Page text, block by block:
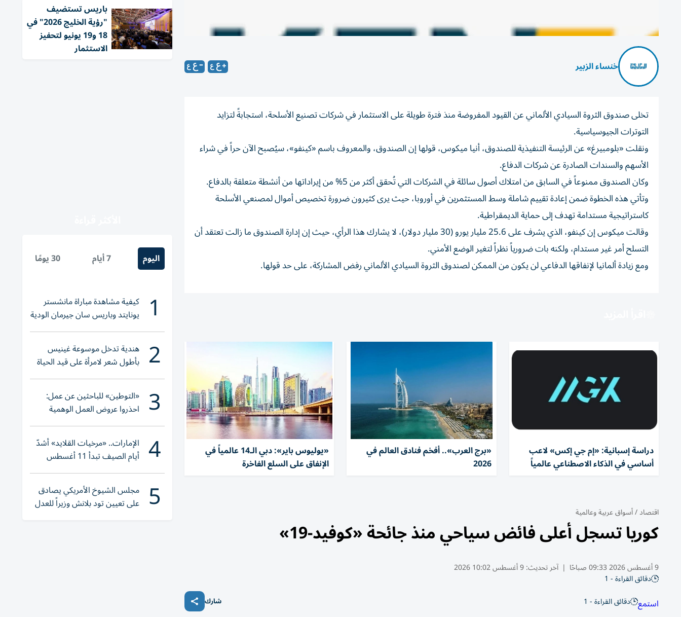
خنساء الزبير
تخلى صندوق الثروة السيادي الألماني عن القيود المفروضة منذ فترة طويلة على الاستثمار في شركات تصنيع الأسلحة، استجابةً لتزايد
التوترات الجيوسياسية.
ونقلت «بلومبيرغ» عن الرئيسة التنفيذية للصندوق، أنيا ميكوس، قولها إن الصندوق، والمعروف باسم «كينفو»، سيُصبح الآن حراً في شراء
الأسهم والسندات الصادرة عن شركات الدفاع.
وكان الصندوق ممنوعاً في السابق من امتلاك أصول سائلة في الشركات التي تُحقق أكثر من 5% من إيراداتها من أنشطة متعلقة بالدفاع.
وتأتي هذه الخطوة ضمن إعادة تقييم شاملة وسط المستثمرين في أوروبا، حيث يرى كثيرون ضرورة تخصيص أموال لمصنعي الأسلحة
كاستراتيجية مستدامة تهدف إلى حماية الديمقراطية.
وقالت ميكوس إن كينفو، الذي يشرف على 25.6 مليار يورو (30 مليار دولار)، لا يشارك هذا الرأي، حيث إن إدارة الصندوق ما زالت تعتقد أن
التسلح أمر غير مستدام، ولكنه بات ضرورياً نظراً لتغير الوضع الأمني.
ومع زيادة ألمانيا لإنفاقها الدفاعي لن يكون من الممكن لصندوق الثروة السيادي الألماني رفض المشاركة، على حد قولها.
دراسة إسبانية: «إم جي إكس» لاعب
أساسي في الذكاء الاصطناعي عالمياً
«برج العرب».. أفخم فنادق العالم في
2026
«يوليوس باير»: دبي الـ14 عالمياً في
الإنفاق على السلع الفاخرة
اقتصاد/أسواق عربية وعالمية
كوريا تسجل أعلى فائض سياحي منذ جائحة «كوفيد-19»
9 أغسطس 2026 09:33 صباحًا | آخر تحديث:9 أغسطس 10:02 2026
دقائق القراءة - 1
استمع دقائق القراءة - 1 شارك
باريس تستضيف
"رؤية الخليج 2026" في
18 و19 يونيو لتحفيز
الاستثمار
اليوم 7 أيام 30 يومًا
1 كيفية مشاهدة مباراة مانشستر
يونايتد وباريس سان جيرمان الودية
والقنوات الناقلة
2 هندية تدخل موسوعة غينيس
بأطول شعر لامرأة على قيد الحياة
3 «التوطين» للباحثين عن عمل:
احذروا عروض العمل الوهمية
وتحققوا عبر «الباركود»
4 الإمارات.. «مرخيات القلايد» أشدّ
أيام الصيف تبدأ 11 أغسطس
5 مجلس الشيوخ الأمريكي يصادق
على تعيين تود بلانش وزيراً للعدل